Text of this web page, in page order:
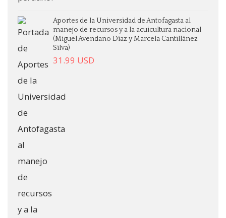
Aportes de la Universidad de Antofagasta al
manejo de recursos y a la acuicultura nacional
(Miguel Avendaño Díaz y Marcela Cantillánez
Silva)
31.99 USD